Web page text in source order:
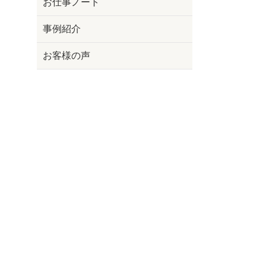
お仕事ノート
事例紹介
お客様の声